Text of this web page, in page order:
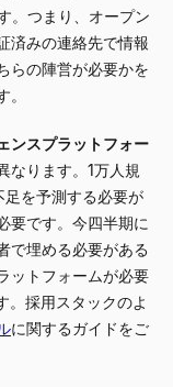
。つまり、オープン
済みの連絡先で情報
らの陣営が必要かを
ンスプラットフォー
なります。1万人規
を予測する必要が
要です。今四半期に
で埋める必要がある
ットフォームが必要
。採用スタックのよ
に関するガイドをご